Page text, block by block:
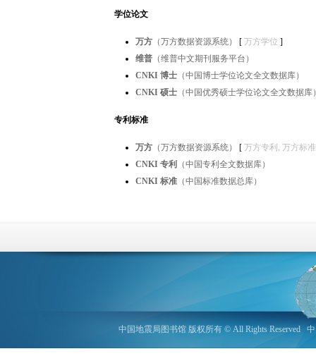
学位论文
万方 （万方数据资源系统） [ 万方学位 ]
维普 （维普中文期刊服务平台）
CNKI 博士 （中国博士学位论文全文数据库）
CNKI 硕士 （中国优秀硕士学位论文全文数据库
专利标准
万方 （万方数据资源系统） [ 万方专利 , 万方标准
CNKI 专利
（中国专利全文数据库）
CNKI 标准 （中国标准数据总库）
中国地震局图书馆 版权所有 © All Rights Reserved